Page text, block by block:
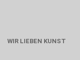
WIR LIEBEN KUNST